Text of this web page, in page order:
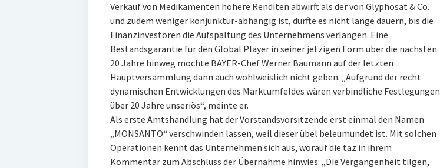
Verkauf von Medikamenten höhere Renditen abwirft als der von Glyphosat & Co.
und zudem weniger konjunktur-abhängig ist, dürfte es nicht lange dauern, bis die
Finanzinvestoren die Aufspaltung des Unternehmens verlangen. Eine
Bestandsgarantie für den Global Player in seiner jetzigen Form über die nächsten
20 Jahre hinweg mochte BAYER-Chef Werner Baumann auf der letzten
Hauptversammlung dann auch wohlweislich nicht geben. „Aufgrund der recht
dynamischen Entwicklungen des Marktumfeldes wären verbindliche Festlegungen
über 20 Jahre unseriös“, meinte er.
Als erste Amtshandlung hat der Vorstandsvorsitzende erst einmal den Namen
„MONSANTO“ verschwinden lassen, weil dieser übel beleumundet ist. Mit solchen
Operationen kennt das Unternehmen sich aus, worauf die taz in ihrem
Kommentar zum Abschluss der Übernahme hinwies: „Die Vergangenheit tilgen,